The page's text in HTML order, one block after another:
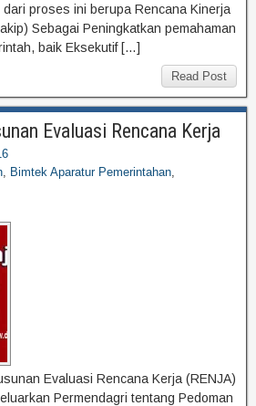
proses ini berupa Rencana Kinerja
Sebagai Peningkatkan pemahaman
baik Eksekutif […]
Read Post
Evaluasi Rencana Kerja
Bimtek Aparatur Pemerintahan
Evaluasi Rencana Kerja (RENJA)
Permendagri tentang Pedoman